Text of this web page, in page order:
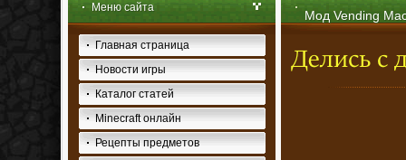
Меню сайта
Главная страница
Новости игры
Каталог статей
Minecraft онлайн
Рецепты предметов
Мод Vending